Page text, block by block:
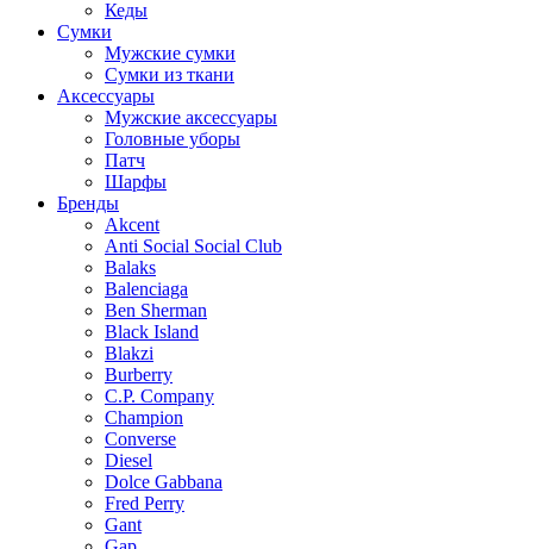
Кеды
Сумки
Мужские сумки
Сумки из ткани
Аксессуары
Мужские аксессуары
Головные уборы
Патч
Шарфы
Бренды
Akcent
Anti Social Social Club
Balaks
Balenciaga
Ben Sherman
Black Island
Blakzi
Burberry
C.P. Company
Champion
Converse
Diesel
Dolce Gabbana
Fred Perry
Gant